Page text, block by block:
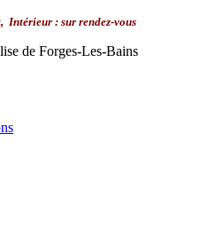
Intérieur : sur rendez-vous
de Forges-Les-Bains